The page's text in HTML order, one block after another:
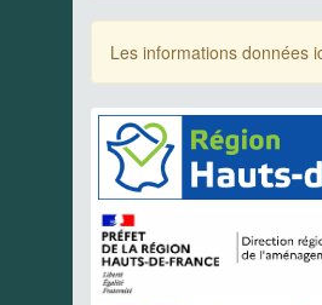
Les informations données